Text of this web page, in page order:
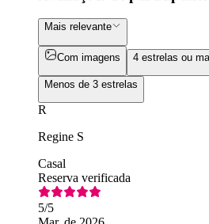
Mais relevante
Com imagens 4 estrelas ou
Menos de 3 estrelas
R
Regine S
Casal
Reserva verificada
5/5